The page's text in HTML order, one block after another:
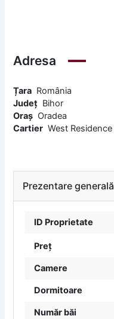
Adresa
Țara România
Județ Bihor
Oraș Oradea
Cartier West Residence
Prezentare generală
ID Proprietate
Preț
Camere
Dormitoare
Număr băi